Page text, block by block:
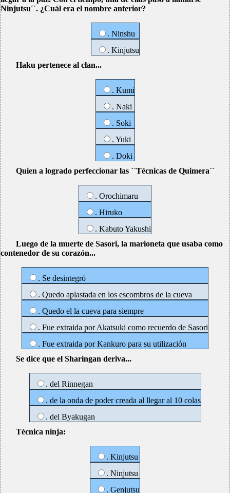
Ninjutsu´´. ¿Cuál era el nombre anterior?
. Ninshu
. Kinjutsu
Haku pertenece al clan...
. Kumi
. Naki
. Soki
. Yuki
. Doki
Quien a logrado perfeccionar las ``Técnicas de Quimera´´
. Orochimaru
. Hiruko
. Kabuto Yakushi
Luego de la muerte de Sasori, la marioneta que usaba como
contenedor de su corazón...
. Se desintegró
. Quedo aplastada en los escombros de la cueva
. Quedo el la cueva para siempre
. Fue extraida por Akatsuki como recuerdo de Sasori
. Fue extraida por Kankuro para su utilización
Se dice que el Sharingan deriva...
. del Rinnegan
. de la onda de poder creada al llegar al 10 colas
. del Byakugan
Técnica ninja:
. Kinjutsu
. Ninjutsu
. Genjutsu